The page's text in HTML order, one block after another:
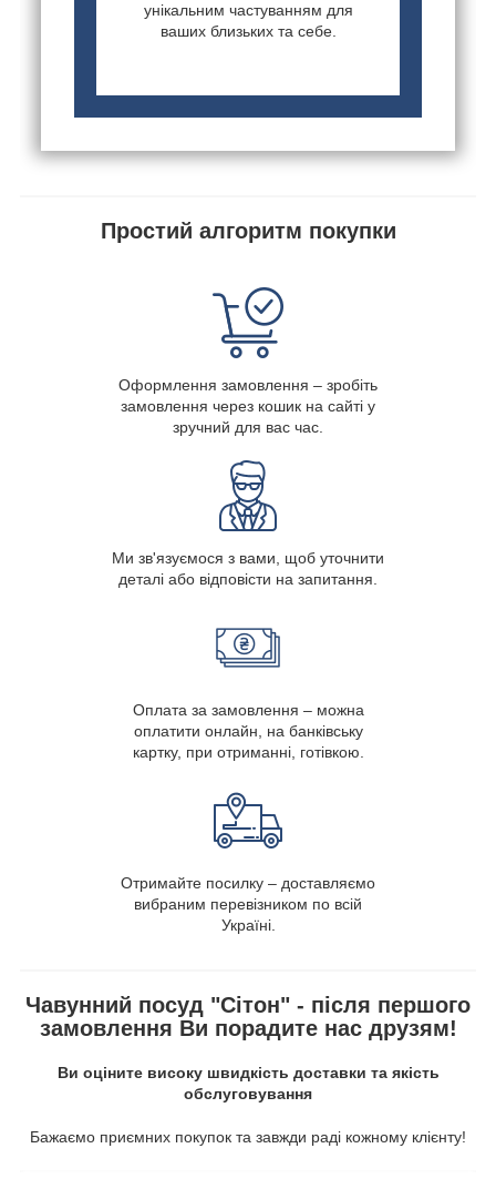
унікальним частуванням для
ваших близьких та себе.
Простий алгоритм покупки
Оформлення замовлення – зробіть
замовлення через кошик на сайті у
зручний для вас час.
Ми зв'язуємося з вами, щоб уточнити
деталі або відповісти на запитання.
Оплата за замовлення – можна
оплатити онлайн, на банківську
картку, при отриманні, готівкою.
Отримайте посилку – доставляємо
вибраним перевізником по всій
Україні.
Чавунний посуд "Сітон" - після першого
замовлення Ви порадите нас друзям!
Ви оціните високу швидкість доставки та якість
обслуговування
Бажаємо приємних покупок та завжди раді кожному клієнту!